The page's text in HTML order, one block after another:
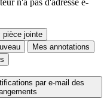
pièce jointe
Mes annotations
par e-mail des